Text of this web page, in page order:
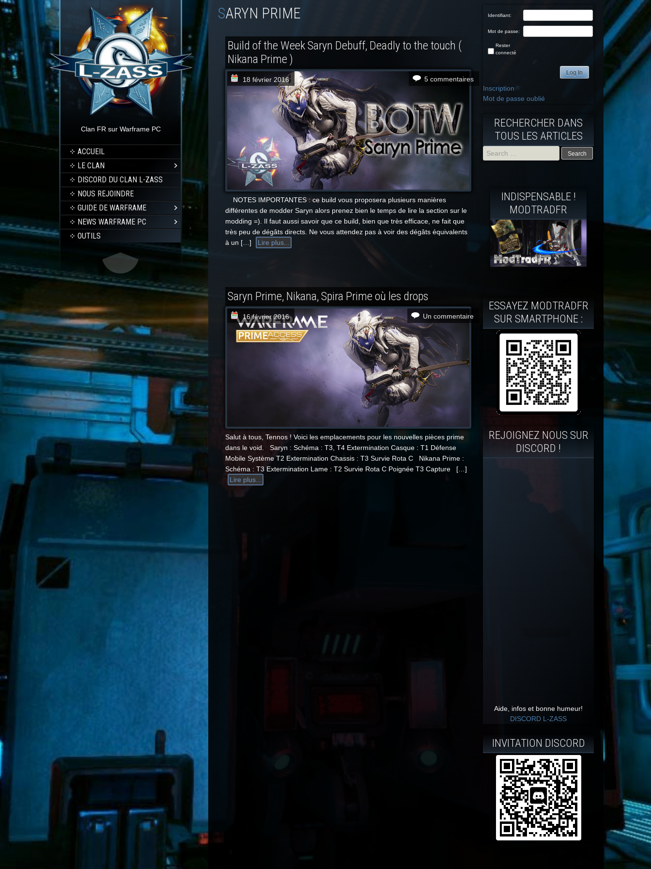
Clan FR sur Warframe PC
ACCUEIL
LE CLAN
DISCORD DU CLAN L-ZASS
NOUS REJOINDRE
GUIDE DE WARFRAME
NEWS WARFRAME PC
OUTILS
SARYN PRIME
Build of the Week Saryn Debuff, Deadly to the touch (
Nikana Prime )
18 février 2016 5 commentaires
NOTES IMPORTANTES : ce build vous proposera plusieurs manières
différentes de modder Saryn alors prenez bien le temps de lire la section sur le
modding =). Il faut aussi savoir que ce build, bien que très efficace, ne fait que
très peu de dégâts directs. Ne vous attendez pas à voir des dégâts équivalents
à un […]
Lire plus...
Saryn Prime, Nikana, Spira Prime où les drops
16 février 2016 Un commentaire
Salut à tous, Tennos ! Voici les emplacements pour les nouvelles pièces prime
dans le void. Saryn : Schéma : T3, T4 Extermination Casque : T1 Défense
Mobile Système T2 Extermination Chassis : T3 Survie Rota C Nikana Prime :
Schéma : T3 Extermination Lame : T2 Survie Rota C Poignée T3 Capture […]
Lire plus...
Identifiant:
Mot de passe:
Rester
connecté
Log In
Inscription
Mot de passe oublié
RECHERCHER DANS
TOUS LES ARTICLES
INDISPENSABLE !
MODTRADFR
ESSAYEZ MODTRADFR
SUR SMARTPHONE :
REJOIGNEZ NOUS SUR
DISCORD !
Aide, infos et bonne humeur!
DISCORD L-ZASS
INVITATION DISCORD